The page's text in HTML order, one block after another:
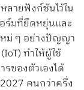
ลายฟังก์ชันไว้ใน
ร์มที่ยืดหยุ่นและ
หม่ ๆ อย่างปัญญา
ทำให้ผู้ใช้
ของตัวเองได้
คนกว่าครึ่ง